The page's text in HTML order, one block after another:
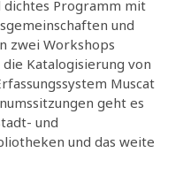
dichtes Programm mit
und
zwei Workshops
Katalogisierung von
Muscat
geht es
und
und das weite